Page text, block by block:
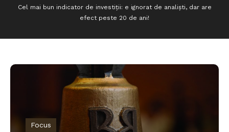
Cel mai bun indicator de investiții: e ignorat de analiști, dar are
efect peste 20 de ani!
Focus